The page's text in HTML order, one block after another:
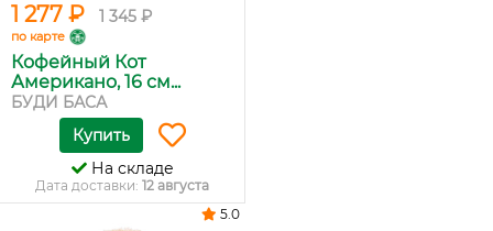
1 277 ₽ 1 345 ₽
по карте
Кофейный Кот
Американо, 16 см...
БУДИ БАСА
Купить
На складе
Дата доставки: 12 августа
5.0